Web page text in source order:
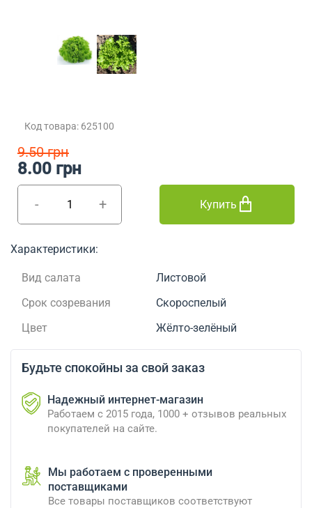
Код товара: 625100
- +
9.50 грн
8.00 грн
Купить
Характеристики:
Вид салата
Листовой
Срок созревания
Скороспелый
Цвет
Жёлто-зелёный
Будьте спокойны за свой заказ
Надежный интернет-магазин
Работаем с 2015 года, 1000 + отзывов реальных
покупателей на сайте.
Мы работаем с проверенными
поставщиками
Все товары поставщиков соответствуют